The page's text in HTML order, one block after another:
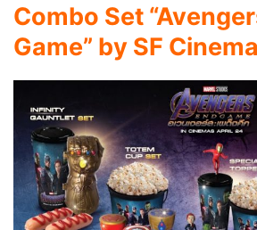
Combo Set
Game” by SF Cinema